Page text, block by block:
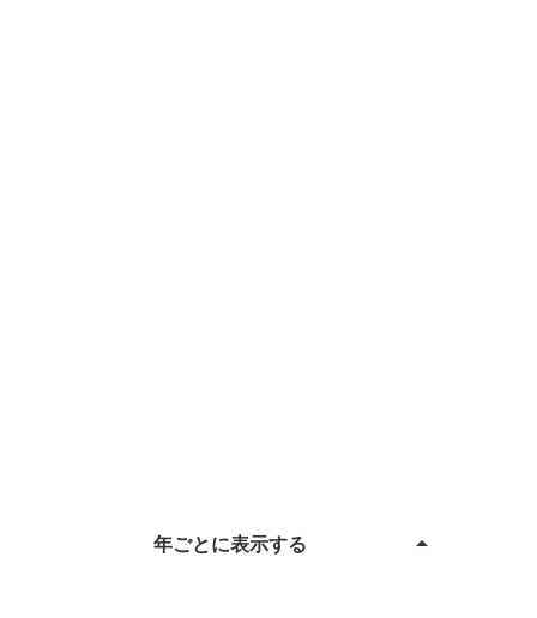
年ごとに表示する arrow_drop_up